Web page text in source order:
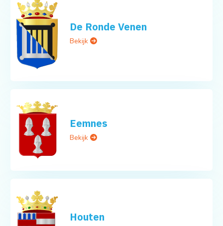
De Ronde Venen
Bekijk
Eemnes
Bekijk
Houten